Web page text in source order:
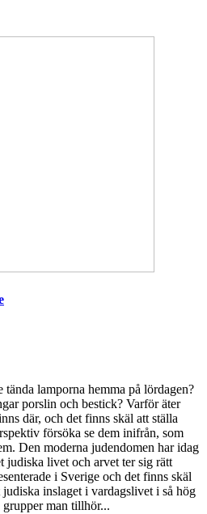
lamporna hemma på lördagen?
porslin och bestick? Varför äter
där, och det finns skäl att ställa
försöka se dem inifrån, som
Den moderna judendomen har idag
judiska livet och arvet ter sig rätt
i Sverige och det finns skäl
inslaget i vardagslivet i så hög
grupper man tillhör...